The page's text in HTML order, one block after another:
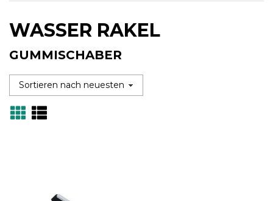
WASSER RAKEL
GUMMISCHABER